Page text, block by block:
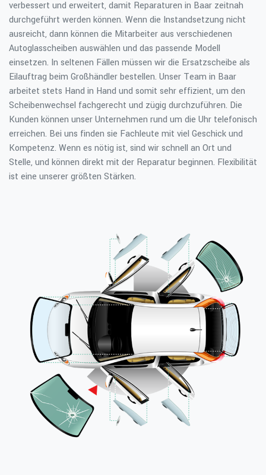
verbessert und erweitert, damit Reparaturen in Baar zeitnah
durchgeführt werden können. Wenn die Instandsetzung nicht
ausreicht, dann können die Mitarbeiter aus verschiedenen
Autoglasscheiben auswählen und das passende Modell
einsetzen. In seltenen Fällen müssen wir die Ersatzscheibe als
Eilauftrag beim Großhändler bestellen. Unser Team in Baar
arbeitet stets Hand in Hand und somit sehr effizient, um den
Scheibenwechsel fachgerecht und zügig durchzuführen. Die
Kunden können unser Unternehmen rund um die Uhr telefonisch
erreichen. Bei uns finden sie Fachleute mit viel Geschick und
Kompetenz. Wenn es nötig ist, sind wir schnell an Ort und
Stelle, und können direkt mit der Reparatur beginnen. Flexibilität
ist eine unserer größten Stärken.